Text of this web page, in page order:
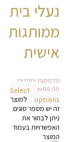
נעלי בית
ממותגות
אישית
הדפסות ומתנות
₪99.00
Select
options
למוצר
זה יש מספר סוגים.
ניתן לבחור את
האפשרויות בעמוד
המוצר